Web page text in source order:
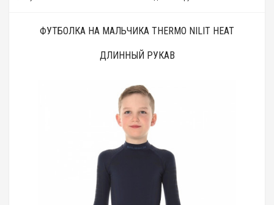
ФУТБОЛКА НА МАЛЬЧИКА THERMO NILIT HEAT
ДЛИННЫЙ РУКАВ